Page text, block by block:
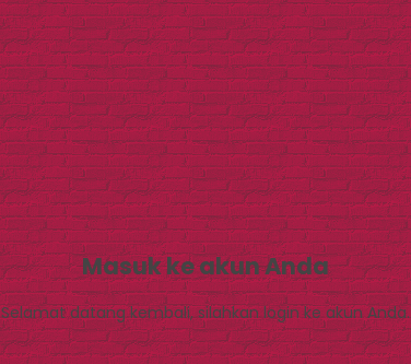
Masuk ke akun Anda
Selamat datang kembali, silahkan login ke akun Anda.